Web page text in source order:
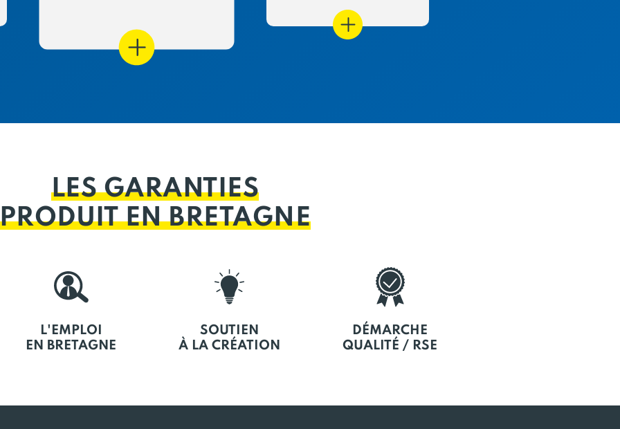
LES GARANTIES
PRODUIT EN BRETAGNE
L'EMPLOI
EN BRETAGNE
SOUTIEN
À LA CRÉATION
DÉMARCHE
QUALITÉ / RSE